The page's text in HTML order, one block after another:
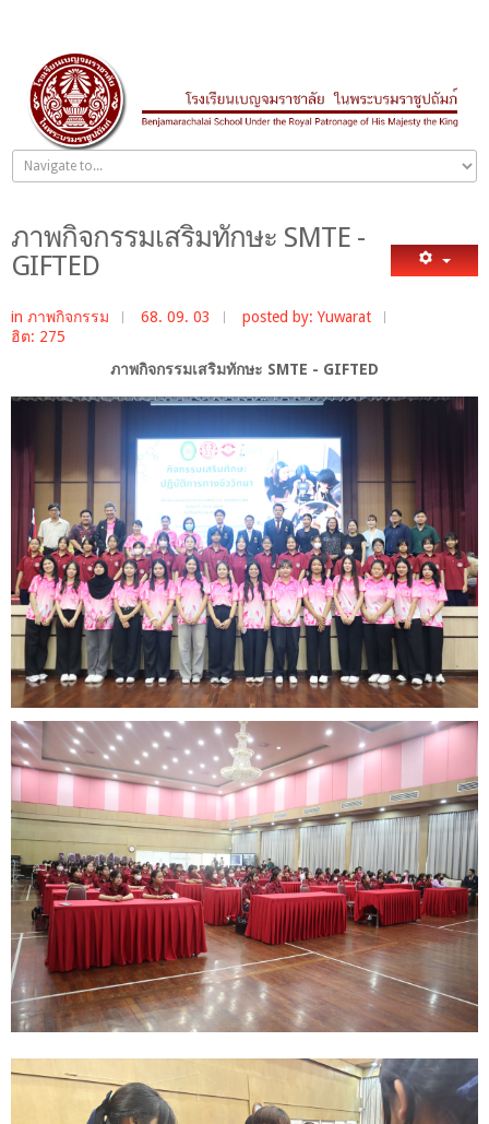
ภาพกิจกรรมเสริมทักษะ SMTE -
GIFTED
in ภาพกิจกรรม 68. 09. 03
posted by: Yuwarat
ฮิต: 275
ภาพกิจกรรมเสริมทักษะ SMTE - GIFTED